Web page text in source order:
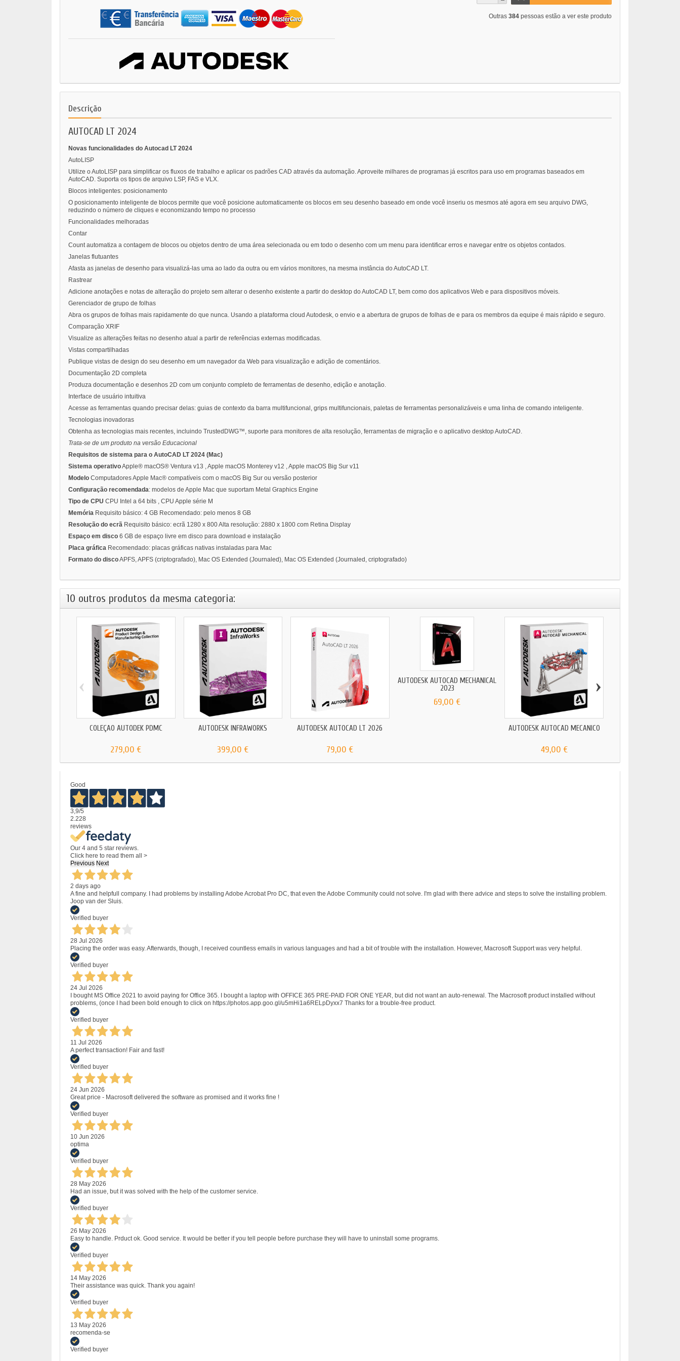
Outras 384 pessoas estão a ver este produto
Descrição
AUTOCAD LT 2024
Novas funcionalidades do Autocad LT 2024
AutoLISP
Utilize o AutoLISP para simplificar os fluxos de trabalho e aplicar os padrões CAD através da automação. Aproveite milhares de programas já escritos para uso em programas baseados em
AutoCAD. Suporta os tipos de arquivo LSP, FAS e VLX.
Blocos inteligentes: posicionamento
O posicionamento inteligente de blocos permite que você posicione automaticamente os blocos em seu desenho baseado em onde você inseriu os mesmos até agora em seu arquivo DWG,
reduzindo o número de cliques e economizando tempo no processo
Funcionalidades melhoradas
Contar
Count automatiza a contagem de blocos ou objetos dentro de uma área selecionada ou em todo o desenho com um menu para identificar erros e navegar entre os objetos contados.
Janelas flutuantes
Afasta as janelas de desenho para visualizá-las uma ao lado da outra ou em vários monitores, na mesma instância do AutoCAD LT.
Rastrear
Adicione anotações e notas de alteração do projeto sem alterar o desenho existente a partir do desktop do AutoCAD LT, bem como dos aplicativos Web e para dispositivos móveis.
Gerenciador de grupo de folhas
Abra os grupos de folhas mais rapidamente do que nunca. Usando a plataforma cloud Autodesk, o envio e a abertura de grupos de folhas de e para os membros da equipe é mais rápido e seguro.
Comparação XRIF
Visualize as alterações feitas no desenho atual a partir de referências externas modificadas.
Vistas compartilhadas
Publique vistas de design do seu desenho em um navegador da Web para visualização e adição de comentários.
Documentação 2D completa
Produza documentação e desenhos 2D com um conjunto completo de ferramentas de desenho, edição e anotação.
Interface de usuário intuitiva
Acesse as ferramentas quando precisar delas: guias de contexto da barra multifuncional, grips multifuncionais, paletas de ferramentas personalizáveis e uma linha de comando inteligente.
Tecnologias inovadoras
Obtenha as tecnologias mais recentes, incluindo TrustedDWG™, suporte para monitores de alta resolução, ferramentas de migração e o aplicativo desktop AutoCAD.
Trata-se de um produto na versão Educacional
Requisitos de sistema para o AutoCAD LT 2024 (Mac)
Sistema operativoApple® macOS® Ventura v13 , Apple macOS Monterey v12 , Apple macOS Big Sur v11
Modelo Computadores Apple Mac® compatíveis com o macOS Big Sur ou versão posterior
Configuração recomendada: modelos de Apple Mac que suportam Metal Graphics Engine
Tipo de CPU CPU Intel a 64 bits , CPU Apple série M
Memória Requisito básico: 4 GB Recomendado: pelo menos 8 GB
Resolução do ecrã Requisito básico: ecrã 1280 x 800 Alta resolução: 2880 x 1800 com Retina Display
Espaço em disco 6 GB de espaço livre em disco para download e instalação
Placa gráfica Recomendado: placas gráficas nativas instaladas para Mac
Formato do discoAPFS, APFS (criptografado), Mac OS Extended (Journaled), Mac OS Extended (Journaled, criptografado)
10 outros produtos da mesma categoria:
COLEÇÃO AUTODEK PDMC
279,00 €
AUTODESK INFRAWORKS
399,00 €
AUTODESK AUTOCAD LT 2026
79,00 €
AUTODESK AUTOCAD MECHANICAL
2023
69,00 €
AUTODESK AUTOCAD MECÂNICO
49,00 €
‹ ›
Good
3,9/5
2.228
reviews
Our 4 and 5 star reviews.
Click here to read them all >
Previous Next
2 days ago
A fine and helpfull company. I had problems by installing Adobe Acrobat Pro DC, that even the Adobe Community could not solve. I'm glad with there advice and steps to solve the installing problem.
Joop van der Sluis.
Verified buyer
28 Jul 2026
Placing the order was easy. Afterwards, though, I received countless emails in various languages and had a bit of trouble with the installation. However, Macrosoft Support was very helpful.
Verified buyer
24 Jul 2026
I bought MS Office 2021 to avoid paying for Office 365. I bought a laptop with OFFICE 365 PRE-PAID FOR ONE YEAR, but did not want an auto-renewal. The Macrosoft product installed without
problems, (once I had been bold enough to click on https://photos.app.goo.gl/u5mHi1a6RELpDyxx7 Thanks for a trouble-free product.
Verified buyer
11 Jul 2026
A perfect transaction! Fair and fast!
Verified buyer
24 Jun 2026
Great price - Macrosoft delivered the software as promised and it works fine !
Verified buyer
10 Jun 2026
optima
Verified buyer
28 May 2026
Had an issue, but it was solved with the help of the customer service.
Verified buyer
26 May 2026
Easy to handle. Prduct ok. Good service. It would be better if you tell people before purchase they will have to uninstall some programs.
Verified buyer
14 May 2026
Their assistance was quick. Thank you again!
Verified buyer
13 May 2026
recomenda-se
Verified buyer